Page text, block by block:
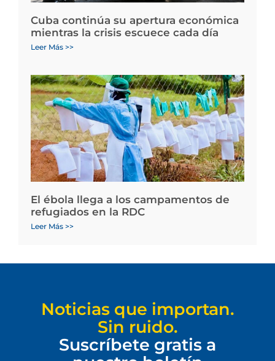
Cuba continúa su apertura económica
mientras la crisis escuece cada día
Leer Más >>
El ébola llega a los campamentos de
refugiados en la RDC
Leer Más >>
Noticias que importan.
Sin ruido.
Suscríbete gratis a